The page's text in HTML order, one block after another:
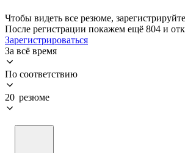
Чтобы видеть все резюме,
После регистрации покажем ещё 804 и
Зарегистрироваться
За всё время
По соответствию
20 резюме